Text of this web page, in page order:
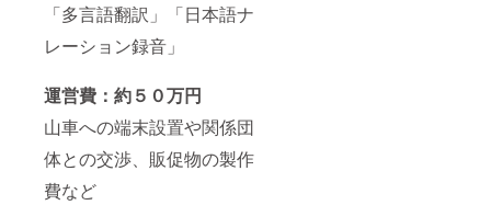
「多言語翻訳」「日本語ナ
レーション録音」
運営費：約５０万円
山車への端末設置や関係団
体との交渉、販促物の製作
費など